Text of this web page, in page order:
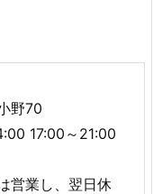
野70
17:00～21:00
営業し、翌日休